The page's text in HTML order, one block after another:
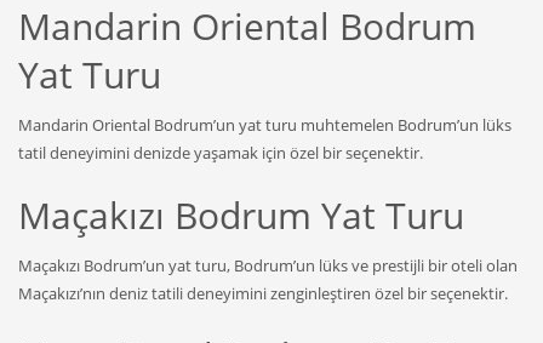
Mandarin Oriental Bodrum
Yat Turu
Mandarin Oriental Bodrum’un yat turu muhtemelen Bodrum’un lüks
tatil deneyimini denizde yaşamak için özel bir seçenektir.
Maçakızı Bodrum Yat Turu
Maçakızı Bodrum’un yat turu, Bodrum’un lüks ve prestijli bir oteli olan
Maçakızı’nın deniz tatili deneyimini zenginleştiren özel bir seçenektir.